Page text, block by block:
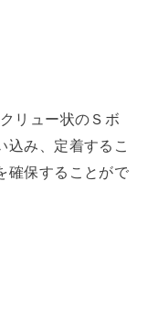
リュー状のＳボ
込み、定着するこ
確保することがで